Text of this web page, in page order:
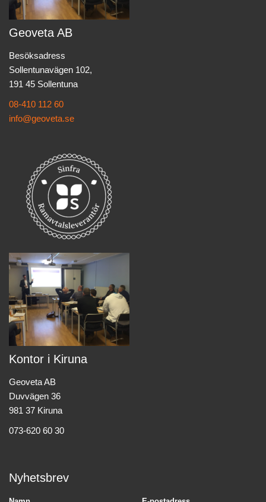
Geoveta AB
Besöksadress
Sollentunavägen 102,
191 45 Sollentuna
08-410 112 60
info@geoveta.se
Kontor i Kiruna
Geoveta AB
Duvvägen 36
981 37 Kiruna
073-620 60 30
Nyhetsbrev